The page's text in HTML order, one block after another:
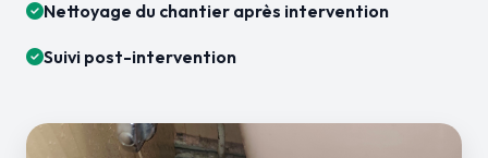
Nettoyage du chantier après intervention
Suivi post-intervention